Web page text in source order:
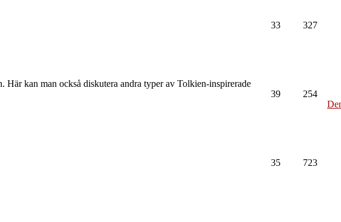
33 327
kan man också diskutera andra typer av Tolkien-inspirerade
39 254
35 723